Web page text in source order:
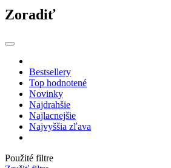
Zoradiť
Bestsellery
Top hodnotené
Novinky
Najdrahšie
Najlacnejšie
Najvyššia zľava
Použité filtre